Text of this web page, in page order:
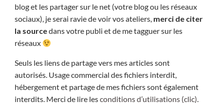
blog et les partager sur le net (votre blog ou les réseaux
sociaux), je serai ravie de voir vos ateliers, merci de citer
la sourcedans votre publi et de me tagguer sur les
réseaux
Seuls les liens de partage vers mes articles sont
autorisés. Usage commercial des fichiers interdit,
hébergement et partage de mes fichiers sont également
interdits. Merci de lire lesconditions d’utilisations (clic).